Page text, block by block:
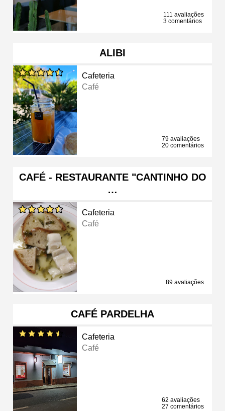
111 avaliações
3 comentários
ALIBI
Cafeteria
Café
79 avaliações
20 comentários
CAFÉ - RESTAURANTE "CANTINHO DO
…
Cafeteria
Café
89 avaliações
CAFÉ PARDELHA
Cafeteria
Café
62 avaliações
27 comentários